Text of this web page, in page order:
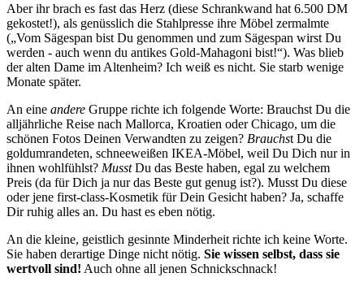
Aber ihr brach es fast das Herz (diese Schrankwand hat 6.500 DM
gekostet!), als genüsslich die Stahlpresse ihre Möbel zermalmte
(„Vom Sägespan bist Du genommen und zum Sägespan wirst Du
werden - auch wenn du antikes Gold-Mahagoni bist!“). Was blieb
der alten Dame im Altenheim? Ich weiß es nicht. Sie starb wenige
Monate später.
An eine andere Gruppe richte ich folgende Worte: Brauchst Du die
alljährliche Reise nach Mallorca, Kroatien oder Chicago, um die
schönen Fotos Deinen Verwandten zu zeigen? Brauchst Du die
goldumrandeten, schneeweißen IKEA-Möbel, weil Du Dich nur in
ihnen wohlfühlst? MusstDu das Beste haben, egal zu welchem
Preis (da für Dich ja nur das Beste gut genug ist?). Musst Du diese
oder jene first-class-Kosmetik für Dein Gesicht haben? Ja, schaffe
Dir ruhig alles an. Du hast es eben nötig.
An die kleine, geistlich gesinnte Minderheit richte ich keine Worte.
Sie haben derartige Dinge nicht nötig. Sie wissen selbst, dass sie
wertvoll sind! Auch ohne all jenen Schnickschnack!